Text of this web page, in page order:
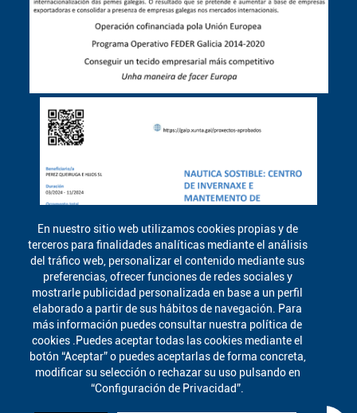
En nuestro sitio web utilizamos cookies propias y de
terceros para finalidades analíticas mediante el análisis
del tráfico web, personalizar el contenido mediante sus
preferencias, ofrecer funciones de redes sociales y
mostrarle publicidad personalizada en base a un perfil
elaborado a partir de sus hábitos de navegación. Para
más información puedes consultar nuestra política de
cookies .Puedes aceptar todas las cookies mediante el
botón “Aceptar” o puedes aceptarlas de forma concreta,
modificar su selección o rechazar su uso pulsando en
“Configuración de Privacidad”.